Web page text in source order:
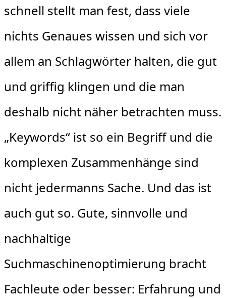
schnell stellt man fest, dass viele
nichts Genaues wissen und sich vor
allem an Schlagwörter halten, die gut
und griffig klingen und die man
deshalb nicht näher betrachten muss.
„Keywords“ ist so ein Begriff und die
komplexen Zusammenhänge sind
nicht jedermanns Sache. Und das ist
auch gut so. Gute, sinnvolle und
nachhaltige
Suchmaschinenoptimierung bracht
Fachleute oder besser: Erfahrung und